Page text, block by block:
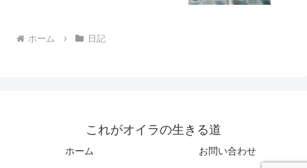
ホーム 日記
これがオイラの生きる道
ホーム お問い合わせ